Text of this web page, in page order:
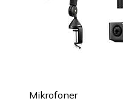
Mikrofoner